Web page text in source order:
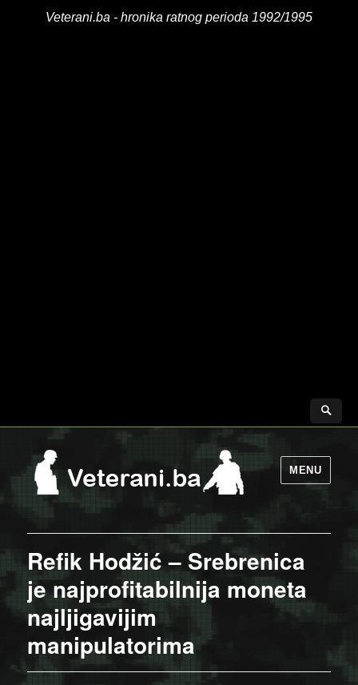
Veterani.ba - hronika ratnog perioda 1992/1995
MENU
Refik Hodžić – Srebrenica
je najprofitabilnija moneta
najljigavijim
manipulatorima